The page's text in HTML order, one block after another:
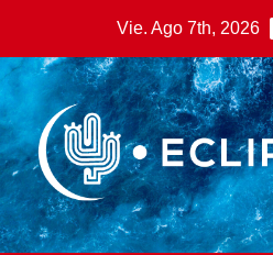
contenido
Vie. Ago 7th, 2026